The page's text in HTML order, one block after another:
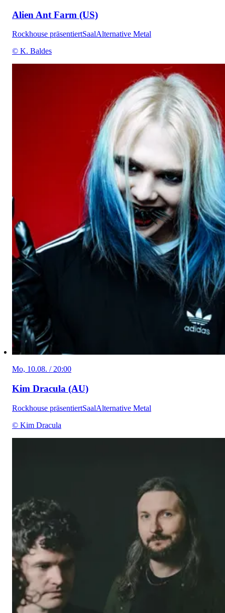
Alien Ant Farm (US)
Rockhouse präsentiertSaalAlternative Metal
© K. Baldes
Mo, 10.08. / 20:00
Kim Dracula (AU)
Rockhouse präsentiertSaalAlternative Metal
© Kim Dracula